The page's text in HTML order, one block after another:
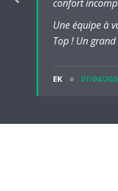
confort
Une équipe à
Top ! Un
EK 01/04/